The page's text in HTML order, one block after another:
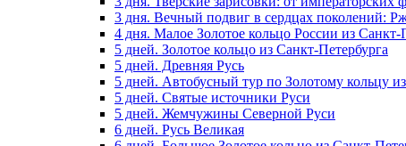
3 дня. Вечный подвиг в сердцах поколений:
4 дня. Малое Золотое кольцо России из Санкт-
5 дней. Золотое кольцо из Санкт-Петербурга
5 дней. Древняя Русь
5 дней. Автобусный тур по Золотому кольцу
5 дней. Святые источники Руси
5 дней. Жемчужины Северной Руси
6 дней. Русь Великая